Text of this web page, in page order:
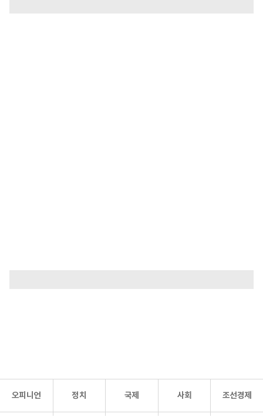
오피니언 정치 국제 사회 조선경제